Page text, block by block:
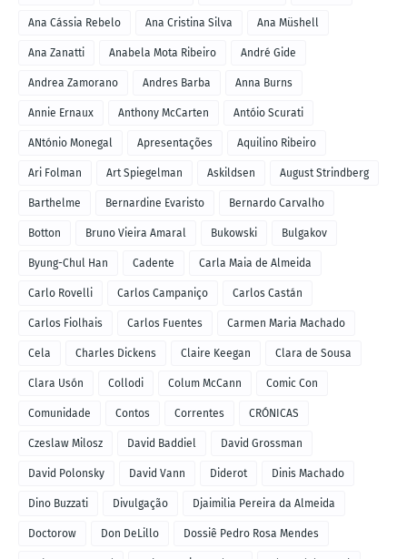
Ana Cássia Rebelo Ana Cristina Silva Ana Müshell
Ana Zanatti Anabela Mota Ribeiro André Gide
Andrea Zamorano Andres Barba Anna Burns
Annie Ernaux Anthony McCarten Antóio Scurati
ANtónio Monegal Apresentações Aquilino Ribeiro
Ari Folman Art Spiegelman Askildsen August Strindberg
Barthelme Bernardine Evaristo Bernardo Carvalho
Botton Bruno Vieira Amaral Bukowski Bulgakov
Byung-Chul Han Cadente Carla Maia de Almeida
Carlo Rovelli Carlos Campaniço Carlos Castán
Carlos Fiolhais Carlos Fuentes Carmen Maria Machado
Cela Charles Dickens Claire Keegan Clara de Sousa
Clara Usón Collodi Colum McCann Comic Con
Comunidade Contos Correntes CRÓNICAS
Czeslaw Milosz David Baddiel David Grossman
David Polonsky David Vann Diderot Dinis Machado
Dino Buzzati Divulgação Djaimilia Pereira da Almeida
Doctorow Don DeLillo Dossiê Pedro Rosa Mendes